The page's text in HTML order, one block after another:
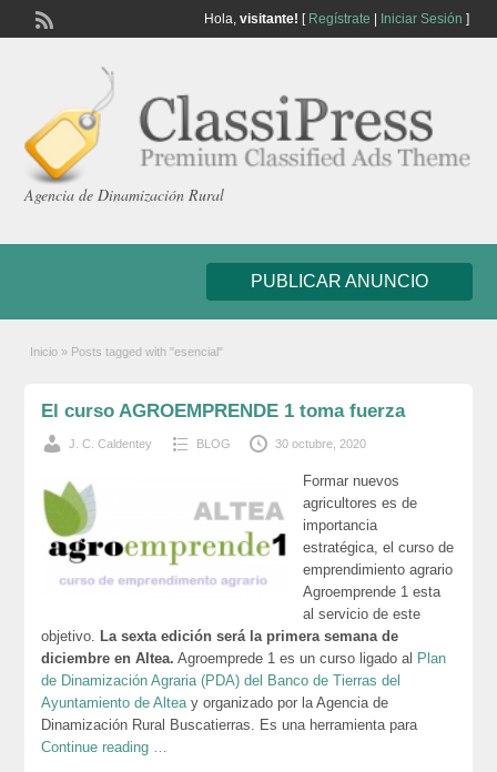
Hola, visitante! [ Regístrate Iniciar Sesión ]
Agencia de Dinamización Rural
PUBLICAR ANUNCIO
Inicio » Posts tagged with "esencial"
El curso AGROEMPRENDE 1 toma fuerza
J. C. Caldentey BLOG 30 octubre, 2020
Formar nuevos
agricultores es de
importancia
estratégica, el curso de
emprendimiento agrario
Agroemprende 1 esta
al servicio de este
objetivo. La sexta edición será la primera semana de
diciembre en Altea. Agroemprede 1 es un curso ligado al Plan
de Dinamización Agraria (PDA) del Banco de Tierras del
Ayuntamiento de Altea y organizado por la Agencia de
Dinamización Rural Buscatierras. Es una herramienta para
Continue reading …